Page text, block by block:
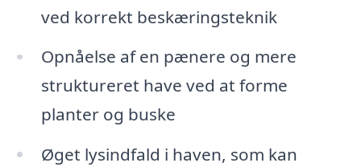
ved korrekt beskæringsteknik
Opnåelse af en pænere og mere
struktureret have ved at forme
planter og buske
Øget lysindfald i haven, som kan